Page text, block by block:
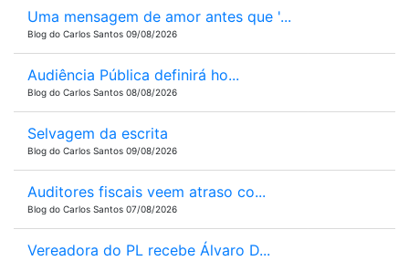
Uma mensagem de amor antes que '...
Blog do Carlos Santos 09/08/2026
Audiência Pública definirá ho...
Blog do Carlos Santos 08/08/2026
Selvagem da escrita
Blog do Carlos Santos 09/08/2026
Auditores fiscais veem atraso co...
Blog do Carlos Santos 07/08/2026
Vereadora do PL recebe Álvaro D...